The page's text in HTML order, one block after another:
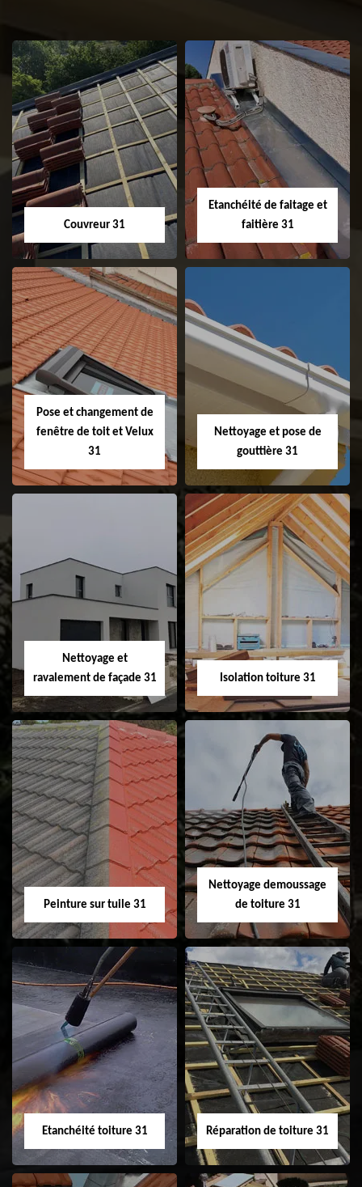
Couvreur 31
Couvreur 31
Etanchéité de faitage et
faitière 31
Etanchéité de
faitage et faitière
31
Pose et changement de
fenêtre de toit et Velux
31
Pose et
changement de
fenêtre de toit et
Velux 31
Nettoyage et pose de
gouttière 31
Nettoyage et pose
Nettoyage et
ravalement de façade 31
Nettoyage et
ravalement de
façade 31
Isolation toiture 31
Isolation toiture 31
Peinture sur tuile 31
Peinture sur tuile
31
Nettoyage demoussage
de toiture 31
Nettoyage
demoussage de
toiture 31
Etanchéité toiture 31 Réparation de toiture 31